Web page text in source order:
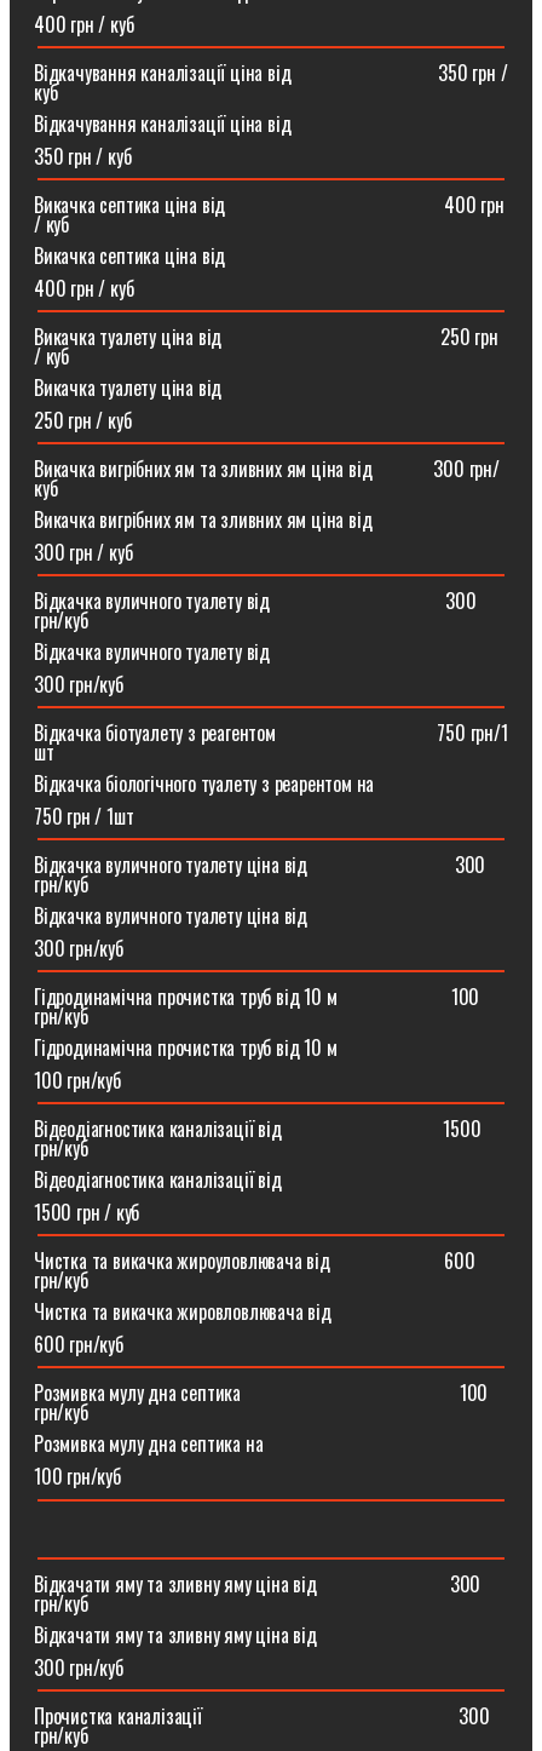
400 грн / куб
Відкачування каналізації ціна від ⠀⠀⠀⠀⠀⠀⠀⠀⠀⠀350 грн /
куб
Відкачування каналізації ціна від
350 грн / куб
Викачка септика ціна від ⠀⠀⠀⠀⠀⠀⠀⠀⠀⠀⠀⠀⠀⠀⠀400 грн
/ куб
Викачка септика ціна від
400 грн / куб
Викачка туалету ціна від ⠀⠀⠀⠀⠀⠀⠀⠀⠀⠀⠀⠀⠀⠀⠀250 грн
/ куб⠀
Викачка туалету ціна від
250 грн / куб
Викачка вигрібних ям та зливних ям ціна від ⠀⠀⠀⠀300 грн/
куб
Викачка вигрібних ям та зливних ям ціна від
300 грн / куб
Відкачка вуличного туалету від ⠀⠀⠀⠀⠀⠀⠀⠀⠀⠀⠀⠀300
грн/куб
Відкачка вуличного туалету від
300 грн/куб
Відкачка біотуалету з реагентом ⠀⠀⠀⠀⠀⠀⠀⠀⠀⠀⠀750 грн/1
шт
Відкачка біологічного туалету з реарентом на
750 грн / 1шт
Відкачка вуличного туалету ціна від ⠀⠀⠀⠀⠀⠀⠀⠀⠀⠀300
грн/куб
Відкачка вуличного туалету ціна від
300 грн/куб
Гідродинамічна прочистка труб від 10 м⠀⠀⠀⠀⠀⠀⠀⠀100
грн/куб
Гідродинамічна прочистка труб від 10 м
100 грн/куб
Відеодіагностика каналізації від ⠀⠀⠀⠀⠀⠀⠀⠀⠀⠀⠀1500
грн/куб
Відеодіагностика каналізації від
1500 грн / куб
Чистка та викачка жироуловлювача від⠀⠀⠀⠀⠀⠀⠀⠀600
грн/куб
Чистка та викачка жировловлювача від
600 грн/куб
Розмивка мулу дна септика ⠀⠀⠀⠀⠀⠀⠀⠀⠀⠀⠀⠀⠀⠀⠀100
грн/куб
Розмивка мулу дна септика на
100 грн/куб
Відкачати яму та зливну яму ціна від ⠀⠀⠀⠀⠀⠀⠀⠀⠀300
грн/куб
Відкачати яму та зливну яму ціна від
300 грн/куб
Прочистка каналізації⠀⠀⠀⠀⠀⠀⠀⠀⠀⠀⠀⠀⠀⠀⠀⠀⠀⠀300
грн/куб